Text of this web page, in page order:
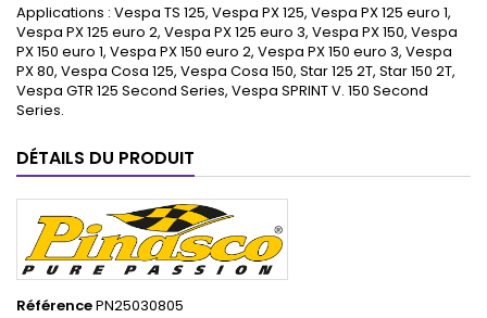
Applications : Vespa TS 125, Vespa PX 125, Vespa PX 125 euro 1,
Vespa PX 125 euro 2, Vespa PX 125 euro 3, Vespa PX 150, Vespa
PX 150 euro 1, Vespa PX 150 euro 2, Vespa PX 150 euro 3, Vespa
PX 80, Vespa Cosa 125, Vespa Cosa 150, Star 125 2T, Star 150 2T,
Vespa GTR 125 Second Series, Vespa SPRINT V. 150 Second
Series.
DÉTAILS DU PRODUIT
RéférencePN25030805